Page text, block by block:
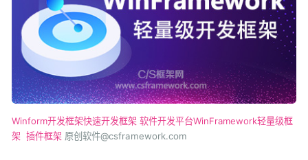
Winform开发框架快速开发框架 软件开发平台WinFramework轻量级框
架 插件框架 原创软件@csframework.com